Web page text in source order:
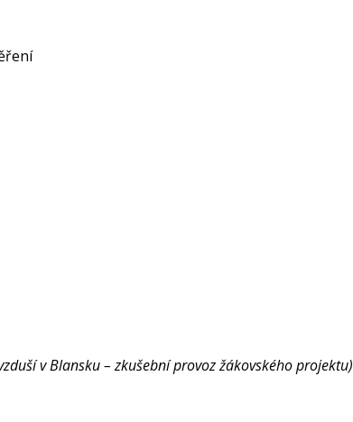
v Blansku – zkušební provoz žákovského projektu)